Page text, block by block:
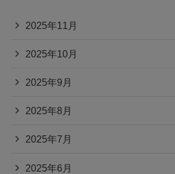
2025年11月
2025年10月
2025年9月
2025年8月
2025年7月
2025年6月